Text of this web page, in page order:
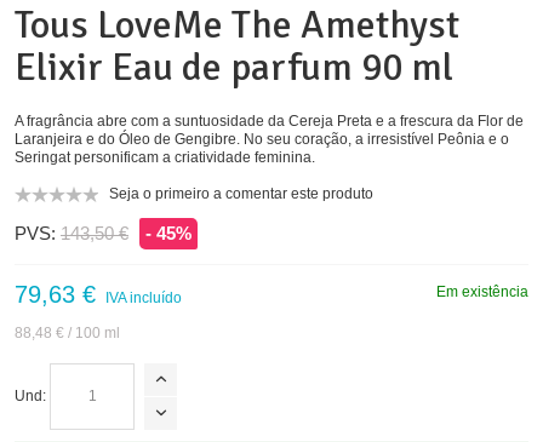
Tous LoveMe The Amethyst
Elixir Eau de parfum 90 ml
A fragrância abre com a suntuosidade da Cereja Preta e a frescura da Flor de
Laranjeira e do Óleo de Gengibre. No seu coração, a irresistível Peônia e o
Seringat personificam a criatividade feminina.
Seja o primeiro a comentar este produto
PVS: 143,50 € - 45%
Em existência
79,63 € IVA incluído
88,48 € / 100 ml
Und: